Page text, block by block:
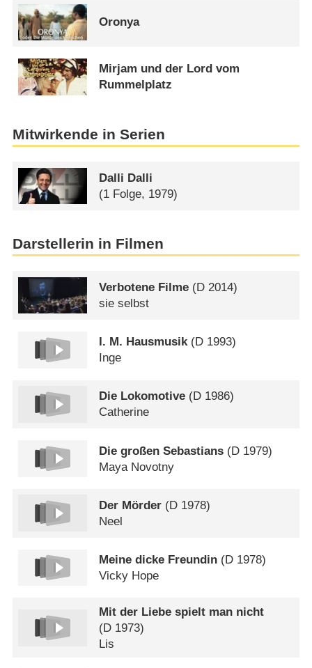
Oronya
Mirjam und der Lord vom
Rummelplatz
Mitwirkende in Serien
Dalli Dalli
(1 Folge, 1979)
Darstellerin in Filmen
Verbotene Filme (D 2014)
sie selbst
I. M. Hausmusik(D 1993)
Inge
Die Lokomotive (D 1986)
Catherine
Die großen Sebastians (D 1979)
Maya Novotny
Der Mörder (D 1978)
Neel
Meine dicke Freundin (D 1978)
Vicky Hope
Mit der Liebe spielt man nicht
(D 1973)
Lis